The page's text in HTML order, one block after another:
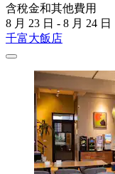
含稅金和其他費用
8 月 23 日 - 8 月 24 日
千富大飯店